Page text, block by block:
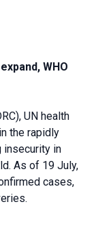
WHO
UN health
the rapidly
insecurity in
As of 19 July,
cases,